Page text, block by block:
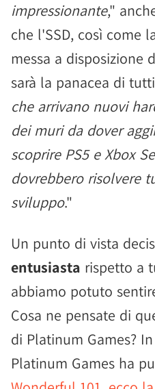
impressionante,"
che l'SSD, così come
messa a disposizione
sarà la panacea di
che arrivano nuovi
dei muri da dover
scoprire PS5 e Xbox
dovrebbero risolvere
sviluppo."
Un punto di vista
entusiasta rispetto a
abbiamo potuto
Cosa ne pensate di
di Platinum Games?
Platinum Games ha